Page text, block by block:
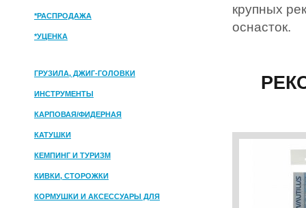
*РАСПРОДАЖА
*УЦЕНКА
ГРУЗИЛА, ДЖИГ-ГОЛОВКИ
ИНСТРУМЕНТЫ
КАРПОВАЯ/ФИДЕРНАЯ
КАТУШКИ
КЕМПИНГ И ТУРИЗМ
КИВКИ, СТОРОЖКИ
КОРМУШКИ И АКСЕССУАРЫ ДЛЯ
крупных
оснасток.